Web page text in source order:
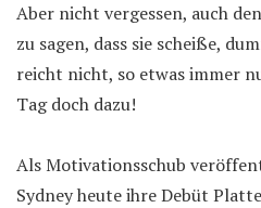
Aber nicht vergessen, auch
zu sagen, dass sie scheiße,
reicht nicht, so etwas immer
Tag doch dazu!
Als Motivationsschub
Sydney heute ihre Debüt